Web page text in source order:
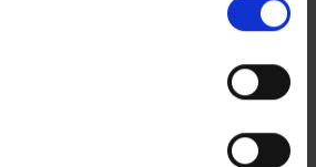
949,00 €
registrados